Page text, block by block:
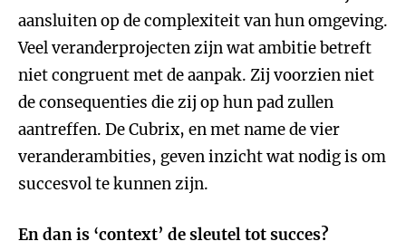
aansluiten op de complexiteit van hun omgeving.
Veel veranderprojecten zijn wat ambitie betreft
niet congruent met de aanpak. Zij voorzien niet
de consequenties die zij op hun pad zullen
aantreffen. De Cubrix, en met name de vier
veranderambities, geven inzicht wat nodig is om
succesvol te kunnen zijn.
En dan is ‘context’ de sleutel tot succes?